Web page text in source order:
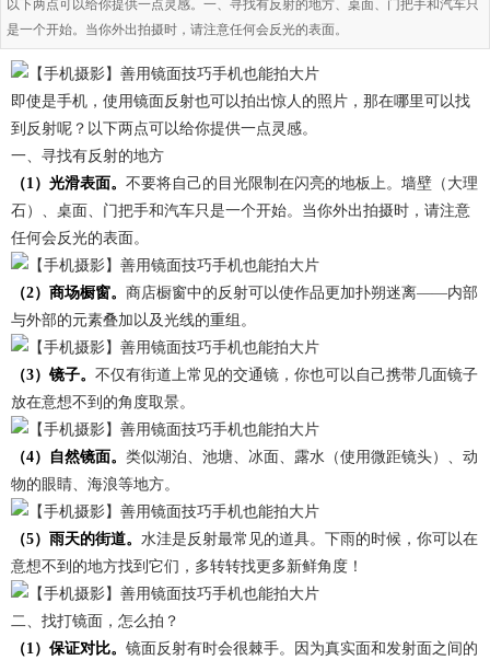
以下两点可以给你提供一点灵感。一、寻找有反射的地方、桌面、门把手和汽车只
是一个开始。当你外出拍摄时，请注意任何会反光的表面。
即使是手机，使用镜面反射也可以拍出惊人的照片，那在哪里可以找
到反射呢？以下两点可以给你提供一点灵感。
一、寻找有反射的地方
（1）光滑表面。 不要将自己的目光限制在闪亮的地板上。墙壁（大理
石）、桌面、门把手和汽车只是一个开始。当你外出拍摄时，请注意
任何会反光的表面。
（2）商场橱窗。 商店橱窗中的反射可以使作品更加扑朔迷离――内部
与外部的元素叠加以及光线的重组。
（3）镜子。 不仅有街道上常见的交通镜，你也可以自己携带几面镜子
放在意想不到的角度取景。
（4）自然镜面。 类似湖泊、池塘、冰面、露水（使用微距镜头）、动
物的眼睛、海浪等地方。
（5）雨天的街道。 水洼是反射最常见的道具。下雨的时候，你可以在
意想不到的地方找到它们，多转转找更多新鲜角度！
二、找打镜面，怎么拍？
（1）保证对比。 镜面反射有时会很棘手。因为真实面和发射面之间的